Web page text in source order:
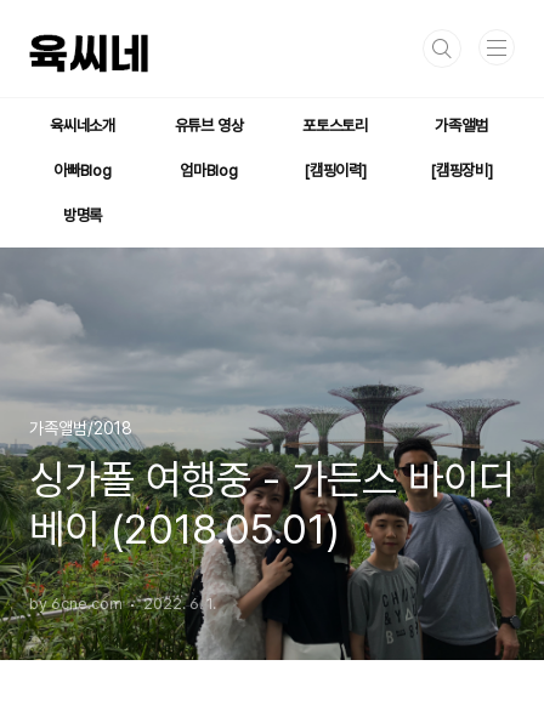
육씨네소개 유튜브 영상 포토스토리 가족앨범
아빠Blog 엄마Blog [캠핑이력] [캠핑장비]
방명록
가족앨범/2018
싱가폴 여행중 - 가든스 바이더
베이 (2018.05.01)
by 6cne.com 2022. 6. 1.